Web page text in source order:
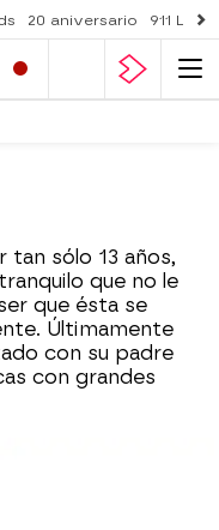
20 aniversario 911
tan sólo 13 años,
tranquilo que no le
que ésta se
Últimamente
con su padre
con grandes